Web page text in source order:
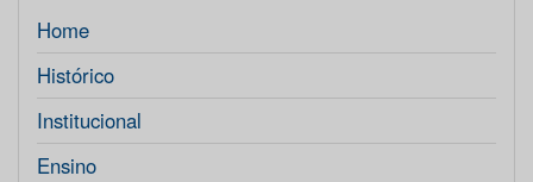
Home
Histórico
Institucional
Ensino